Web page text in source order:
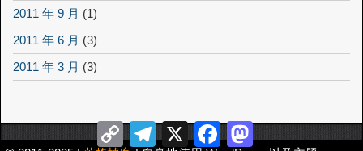
2011 年 9 月 (1)
2011 年 6 月 (3)
2011 年 3 月 (3)
Copy
Link
Telegram
X FacebookMastodon